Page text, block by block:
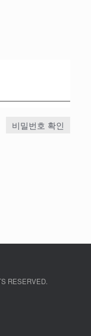
비밀번호 확인
RESERVED.